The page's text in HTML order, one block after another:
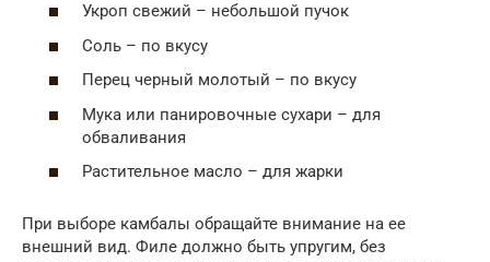
Укроп свежий – небольшой пучок
Соль – по вкусу
Перец черный молотый – по вкусу
Мука или панировочные сухари – для
обваливания
Растительное масло – для жарки
При выборе камбалы обращайте внимание на ее
внешний вид. Филе должно быть упругим, без